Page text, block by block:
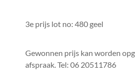
3e prijs lot no: 480 geel
Gewonnen prijs kan worden
afspraak. Tel: 06 20511786